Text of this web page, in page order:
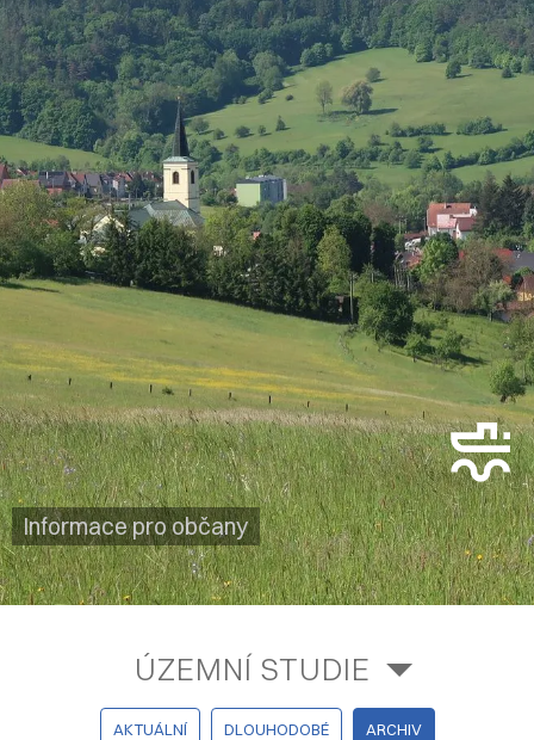
Informace pro občany
ÚZEMNÍ STUDIE
AKTUÁLNÍ DLOUHODOBÉ ARCHIV